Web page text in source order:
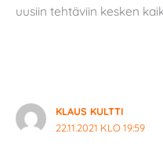
uusiin tehtäviin kesken
KLAUS KULTTI
22.11.2021 KLO 19:59